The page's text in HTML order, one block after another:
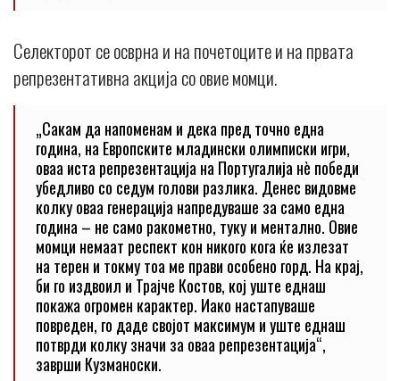
Селекторот се осврна и на почетоците и на првата
репрезентативна акција со овие момци.
„Сакам да напоменам и дека пред точно една
година, на Европските младински олимписки игри,
оваа иста репрезентација на Португалија нè победи
убедливо со седум голови разлика. Денес видовме
колку оваа генерација напредуваше за само една
година – не само ракометно, туку и ментално. Овие
момци немаат респект кон никого кога ќе излезат
на терен и токму тоа ме прави особено горд. На крај,
би го издвоил и Трајче Костов, кој уште еднаш
покажа огромен карактер. Иако настапуваше
повреден, го даде својот максимум и уште еднаш
потврди колку значи за оваа репрезентација“,
заврши Кузманоски.